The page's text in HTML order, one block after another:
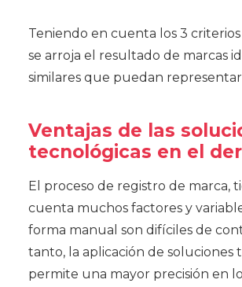
Teniendo en cuenta los 3
se arroja el resultado de marcas
similares que puedan
Ventajas de las
tecnológicas en el
El proceso de registro de marca,
cuenta muchos factores y
forma manual son difíciles de
tanto, la aplicación de soluciones
permite una mayor precisión en